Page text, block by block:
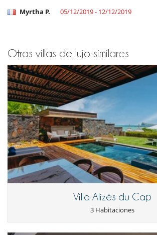
Myrtha P. 05/12/2019 - 12/12/2019
Otras villas de lujo similares
Villa Alizés du Cap
3 Habitaciones